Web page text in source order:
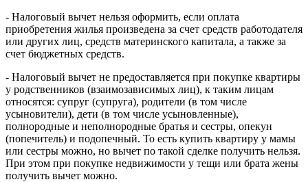
- Налоговый вычет нельзя оформить, если оплата
приобретения жилья произведена за счет средств работодателя
или других лиц, средств материнского капитала, а также за
счет бюджетных средств.
- Налоговый вычет не предоставляется при покупке квартиры
у родственников (взаимозависимых лиц), к таким лицам
относятся: супруг (супруга), родители (в том числе
усыновители), дети (в том числе усыновленные),
полнородные и неполнородные братья и сестры, опекун
(попечитель) и подопечный. То есть купить квартиру у мамы
или сестры можно, но вычет по такой сделке получить нельзя.
При этом при покупке недвижимости у тещи или брата жены
получить вычет можно.